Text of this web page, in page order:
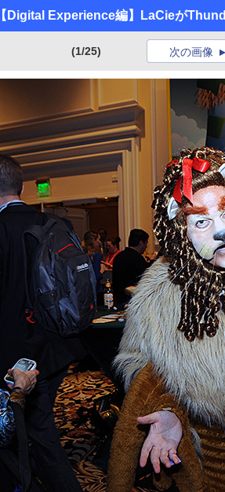
【Digital Experience編】LaCieが
(1/25) 次の画像